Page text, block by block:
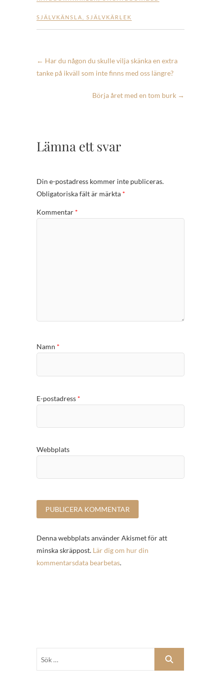
SJÄLVKÄNSLA SJÄLVKÄRLEK
← Har du någon du skulle vilja skänka en extra
tanke på ikväll som inte finns med oss längre?
Börja året med en tom burk →
Lämna ett svar
Din e-postadress kommer inte publiceras.
Obligatoriska fält är märkta *
Kommentar *
Namn *
E-postadress *
Webbplats
Denna webbplats använder Akismet för att
minska skräppost. Lär dig om hur din
kommentarsdata bearbetas.